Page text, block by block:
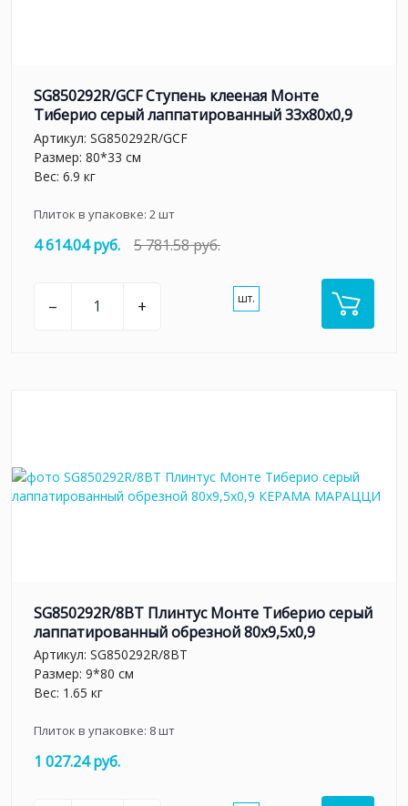
SG850292R/GCF Ступень клееная Монте
Тиберио серый лаппатированный 33x80x0,9
Артикул: SG850292R/GCF
Размер: 80*33 см
Вес: 6.9 кг
Плиток в упаковке: 2шт
4 614.04 руб. 5 781.58 руб.
– + шт.
SG850292R/8BT Плинтус Монте Тиберио серый
лаппатированный обрезной 80x9,5x0,9
Артикул: SG850292R/8BT
Размер: 9*80 см
Вес: 1.65 кг
Плиток в упаковке: 8шт
1 027.24 руб.